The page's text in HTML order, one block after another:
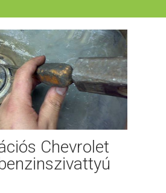
Chevrolet